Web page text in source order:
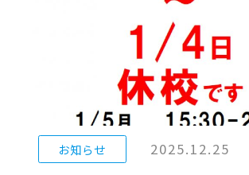
お知らせ 2025.12.25